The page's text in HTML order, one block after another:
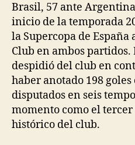
Brasil, 57 ante
inicio de la temporada
la Supercopa de
Club en ambos partidos.
despidió del club en
haber anotado 198
disputados en seis
momento como el
histórico del club.